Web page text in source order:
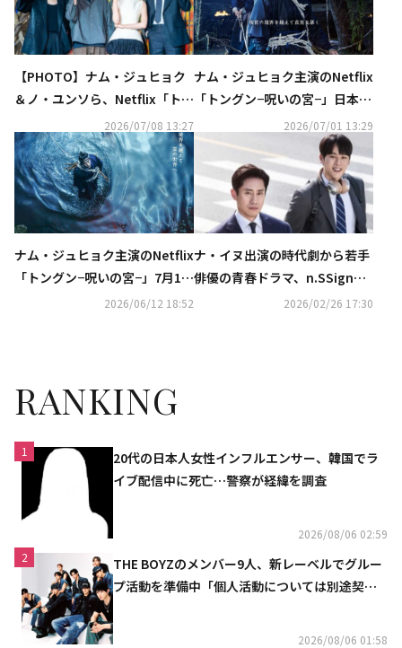
【PHOTO】ナム・ジュヒョク
＆ノ・ユンソら、Netflix「トン
グン−呪いの宮−」制作発表会に
出席
2026/07/08 13:27
ナム・ジュヒョク主演のNetflix
「トングン−呪いの宮−」日本版
本予告映像＆キーアート解禁！
2026/07/01 13:29
ナム・ジュヒョク主演のNetflix
「トングン−呪いの宮−」7月17
日より独占配信スタート
2026/06/12 18:52
ナ・イヌ出演の時代劇から若手
俳優の青春ドラマ、n.SSign特
集まで！3月のCSホームドラマ
2026/02/26 17:30
RANKING
1
20代の日本人女性インフルエンサー、韓国でラ
イブ配信中に死亡…警察が経緯を調査
2026/08/06 02:59
2
THE BOYZのメンバー9人、新レーベルでグルー
プ活動を準備中「個人活動については別途契約
2026/08/06 01:58